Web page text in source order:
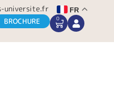
universite.fr FR
BROCHURE 0
CART